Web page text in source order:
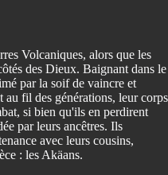
Volcaniques, alors que les
des Dieux. Baignant dans le
par la soif de vaincre et
au fil des générations, leur corps
si bien qu'ils en perdirent
par leurs ancêtres. Ils
avec leurs cousins,
: les Akäans.